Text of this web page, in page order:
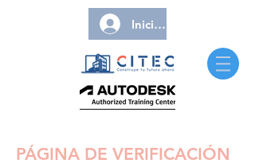
Iniciar sesión
PÁGINA DE VERIFICACIÓN